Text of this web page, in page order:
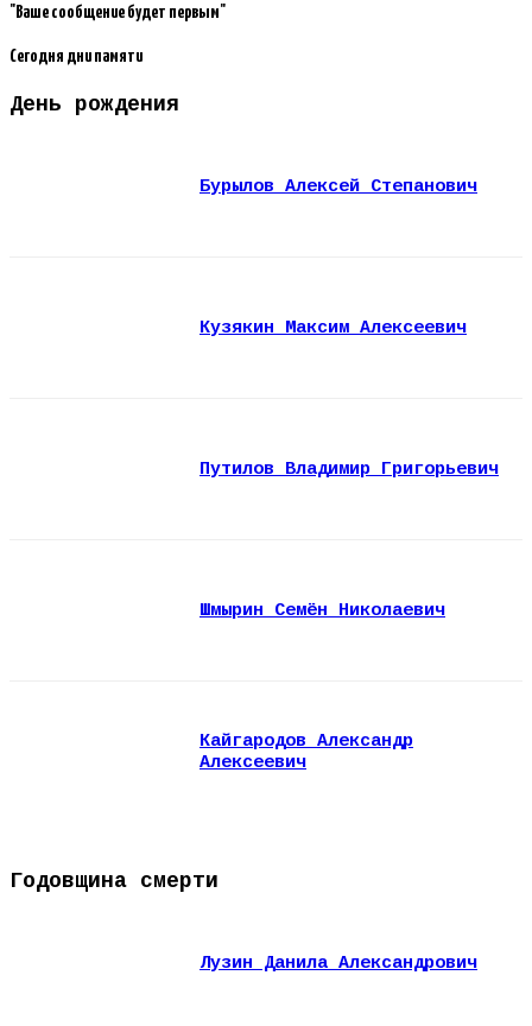
"Ваше сообщение будет первым"
Сегодня дни памяти
День рождения
Бурылов Алексей Степанович
Кузякин Максим Алексеевич
Путилов Владимир Григорьевич
Шмырин Семён Николаевич
Кайгародов Александр
Алексеевич
Годовщина смерти
Лузин Данила Александрович